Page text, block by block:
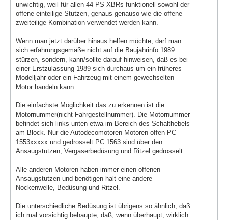
unwichtig, weil für allen 44 PS XBRs funktionell sowohl der
offene einteilige Stutzen, genaus genauso wie die offene
zweiteilige Kombination verwendet werden kann.
Wenn man jetzt darüber hinaus helfen möchte, darf man
sich erfahrungsgemäße nicht auf die Baujahrinfo 1989
stürzen, sondern, kann/sollte darauf hinweisen, daß es bei
einer Erstzulassung 1989 sich durchaus um ein früheres
Modelljahr oder ein Fahrzeug mit einem gewechselten
Motor handeln kann.
Die einfachste Möglichkeit das zu erkennen ist die
Motornummer(nicht Fahrgestellnummer). Die Motornummer
befindet sich links unten etwa im Bereich des Schalthebels
am Block. Nur die Autodecomotoren Motoren offen PC
1553xxxxx und gedrosselt PC 1563 sind über den
Ansaugstutzen, Vergaserbedüsung und Ritzel gedrosselt.
Alle anderen Motoren haben immer einen offenen
Ansaugstutzen und benötigen halt eine andere
Nockenwelle, Bedüsung und Ritzel.
Die unterschiedliche Bedüsung ist übrigens so ähnlich, daß
ich mal vorsichtig behaupte, daß, wenn überhaupt, wirklich